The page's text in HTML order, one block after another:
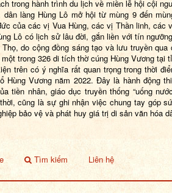
trong hành trình du lịch về miền lễ hội cội
dân làng Hùng Lô mở hội từ mùng 9 đến
của các vị Vua Hùng, các vị Thần linh, các
Lô có lịch sử lâu đời, gắn liền với tín
do cộng đồng sáng tạo và lưu truyền qua
một trong 326 di tích thờ cúng Hùng Vương tại
trên có ý nghĩa rất quan trọng trong thời
Hùng Vương năm 2022. Đây là hành động
tiền nhân, giáo dục truyền thống “uống
cũng là sự ghi nhận việc chung tay góp
bảo vệ và phát huy giá trị di sản văn hóa
Tìm kiếm Liên hệ